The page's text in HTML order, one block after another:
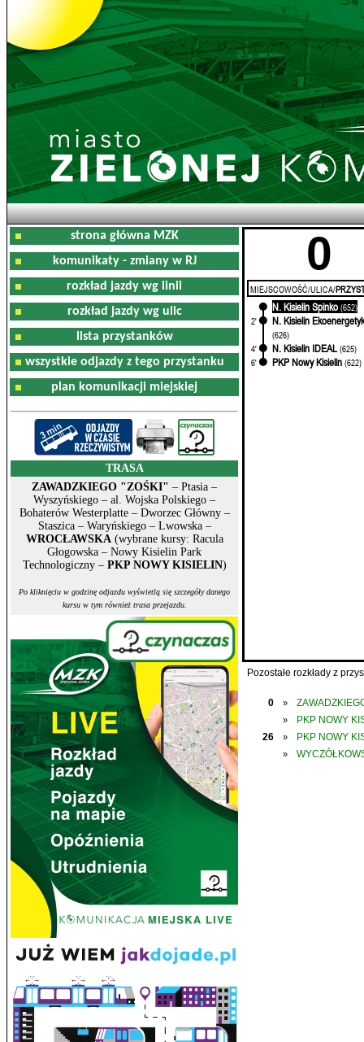
strona główna MZK
komunikaty - zmiany w RJ
rozkład jazdy wg linii
rozkład jazdy wg ulic
lista przystanków
wszystkie odjazdy z tego przystanku
plan komunikacji miejskiej
TRASA
ZAWADZKIEGO "ZOŚKI" – Ptasia –
Wyszyńskiego – al. Wojska Polskiego –
Bohaterów Westerplatte – Dworzec Główny –
Staszica – Waryńskiego – Lwowska –
WROCŁAWSKA(wybrane kursy: Racula
Głogowska – Nowy Kisielin Park
Technologiczny – PKP NOWY KISIELIN)
Po kliknięciu w godzinę odjazdu wyświetlą się szczegóły danego
kursu w tym również trasa przejazdu.
0
MIEJSCOWOŚĆ/ULICA/
N. Kisielin Spinko (652)
2'
N. Kisielin
(626)
4'
N. Kisielin IDEAL (625)
6'
PKP Nowy Kisielin (622)
Pozostałe rozkłady z
0 »
»
PKP NOWY
26
» PKP NOWY
»